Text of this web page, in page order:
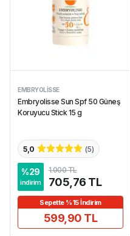
EMBRYOLISSE
Embryolisse Sun Spf 50 Güneş
Koruyucu Stick 15 g
5,0 (5)
%29
indirim
1.000 TL
705,76 TL
Sepette %15 İndirim
599,90 TL